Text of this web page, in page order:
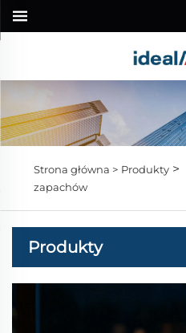
Strona główna > Produkty>
zapachów
Produkty